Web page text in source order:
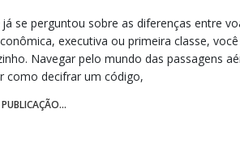
já se perguntou sobre as diferenças entre
executiva ou primeira classe,
Navegar pelo mundo das passagens
como decifrar um código,